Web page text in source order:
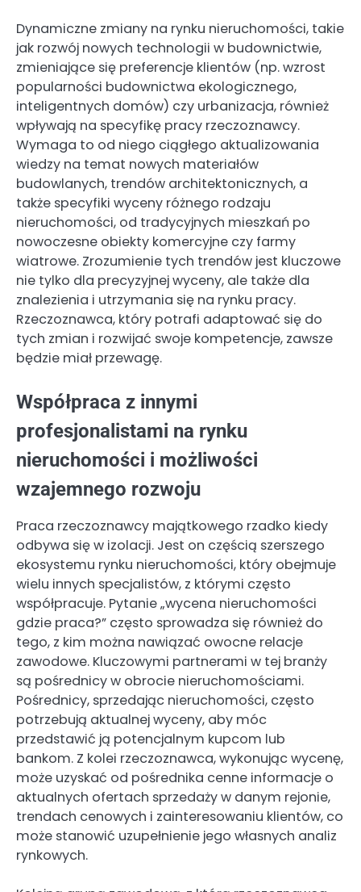
Dynamiczne zmiany na rynku nieruchomości, takie
jak rozwój nowych technologii w budownictwie,
zmieniające się preferencje klientów (np. wzrost
popularności budownictwa ekologicznego,
inteligentnych domów) czy urbanizacja, również
wpływają na specyfikę pracy rzeczoznawcy.
Wymaga to od niego ciągłego aktualizowania
wiedzy na temat nowych materiałów
budowlanych, trendów architektonicznych, a
także specyfiki wyceny różnego rodzaju
nieruchomości, od tradycyjnych mieszkań po
nowoczesne obiekty komercyjne czy farmy
wiatrowe. Zrozumienie tych trendów jest kluczowe
nie tylko dla precyzyjnej wyceny, ale także dla
znalezienia i utrzymania się na rynku pracy.
Rzeczoznawca, który potrafi adaptować się do
tych zmian i rozwijać swoje kompetencje, zawsze
będzie miał przewagę.
Współpraca z innymi
profesjonalistami na rynku
nieruchomości i możliwości
wzajemnego rozwoju
Praca rzeczoznawcy majątkowego rzadko kiedy
odbywa się w izolacji. Jest on częścią szerszego
ekosystemu rynku nieruchomości, który obejmuje
wielu innych specjalistów, z którymi często
współpracuje. Pytanie „wycena nieruchomości
gdzie praca?” często sprowadza się również do
tego, z kim można nawiązać owocne relacje
zawodowe. Kluczowymi partnerami w tej branży
są pośrednicy w obrocie nieruchomościami.
Pośrednicy, sprzedając nieruchomości, często
potrzebują aktualnej wyceny, aby móc
przedstawić ją potencjalnym kupcom lub
bankom. Z kolei rzeczoznawca, wykonując wycenę,
może uzyskać od pośrednika cenne informacje o
aktualnych ofertach sprzedaży w danym rejonie,
trendach cenowych i zainteresowaniu klientów, co
może stanowić uzupełnienie jego własnych analiz
rynkowych.